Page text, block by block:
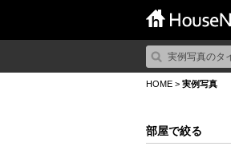
HOME > 実例写真
部屋で絞る